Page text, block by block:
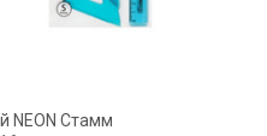
NEON Стамм